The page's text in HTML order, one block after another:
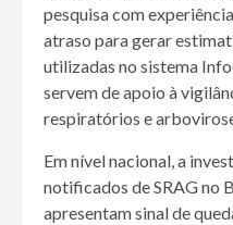
pesquisa com
atraso para gerar
utilizadas no sistema
servem de apoio à
respiratórios e
Em nível nacional, a
notificados de SRAG no
apresentam sinal de